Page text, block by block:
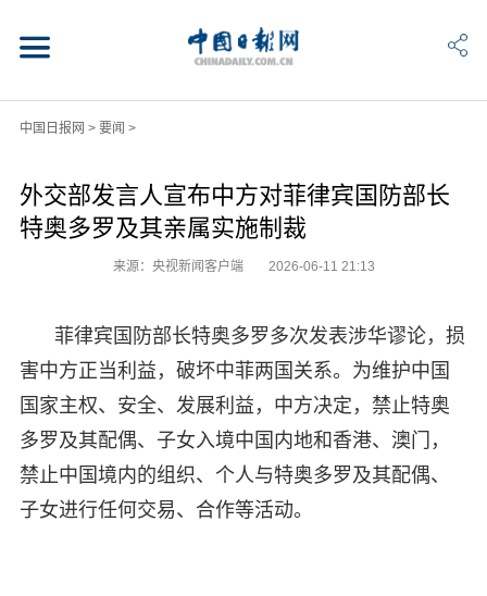
中国日报网 > 要闻 >
外交部发言人宣布中方对菲律宾国防部长
特奥多罗及其亲属实施制裁
来源：央视新闻客户端 2026-06-11 21:13
菲律宾国防部长特奥多罗多次发表涉华谬论，损
害中方正当利益，破坏中菲两国关系。为维护中国
国家主权、安全、发展利益，中方决定，禁止特奥
多罗及其配偶、子女入境中国内地和香港、澳门，
禁止中国境内的组织、个人与特奥多罗及其配偶、
子女进行任何交易、合作等活动。